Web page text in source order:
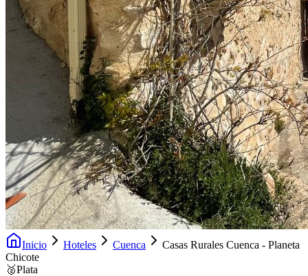
Inicio Hoteles Cuenca
Casas Rurales Cuenca - Planeta
Chicote
🥈Plata